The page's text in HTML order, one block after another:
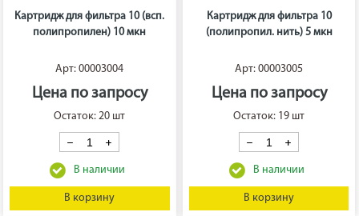
Картридж для фильтра 10 (всп.
полипропилен) 10 мкн
Арт: 00003004
Цена по запросу
Остаток: 20 шт
В корзину
Картридж для фильтра 10
(полипропил. нить) 5 мкн
Арт: 00003005
Цена по запросу
Остаток: 19 шт
В корзину